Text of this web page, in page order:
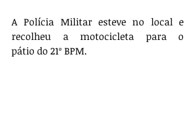
A Polícia Militar esteve no local e
recolheu a motocicleta para o
pátio do 21º BPM.